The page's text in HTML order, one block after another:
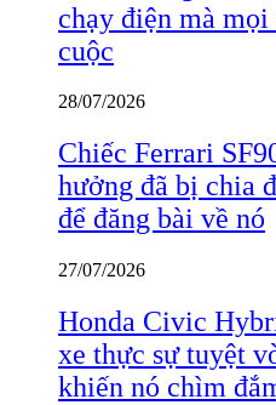
chạy điện mà
cuộc
28/07/2026
Chiếc Ferrari
hưởng đã bị chia
để đăng bài về nó
27/07/2026
Honda Civic
xe thực sự tuyệt
khiến nó chìm